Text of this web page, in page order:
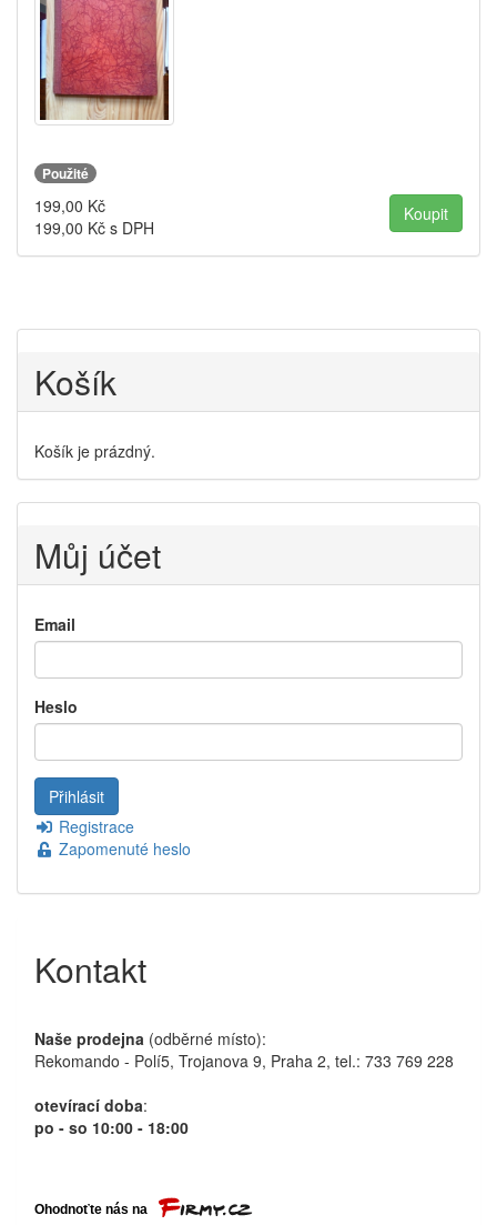
Použité
199,00 Kč
199,00 Kč s DPH
Košík
Košík je prázdný.
Můj účet
Email
Heslo
Registrace
Zapomenuté heslo
Kontakt
Naše prodejna (odběrné místo):
Rekomando - Polí5, Trojanova 9, Praha 2, tel.: 733 769 228
otevírací doba:
po - so 10:00 - 18:00